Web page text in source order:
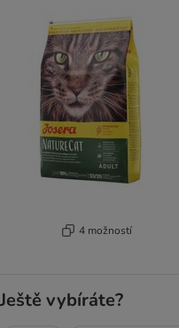
4 možností
Ještě vybíráte?